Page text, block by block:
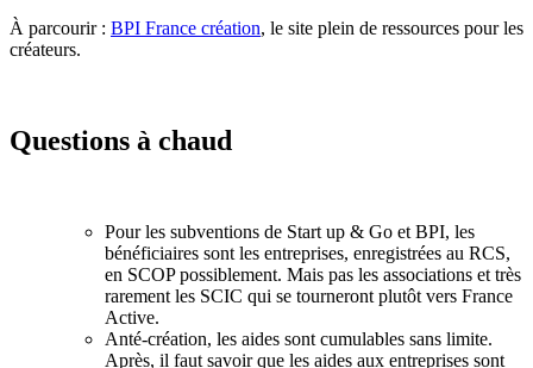
À parcourir : BPI France création, le site plein de ressources pour les
créateurs.
Questions à chaud
Pour les subventions de Start up & Go et BPI, les
bénéficiaires sont les entreprises, enregistrées au RCS,
en SCOP possiblement. Mais pas les associations et très
rarement les SCIC qui se tourneront plutôt vers France
Active.
Anté-création, les aides sont cumulables sans limite.
Après, il faut savoir que les aides aux entreprises sont